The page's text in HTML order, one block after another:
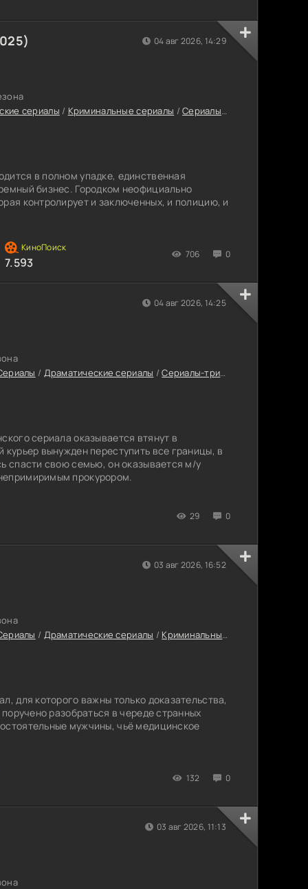
сериалы / Криминальные сериалы /Сериалы-триллеры
в полном упадке, единственная
бизнес. Городком неофициально
контролирует и заключенных, и полицию, и
7.593
706 0
04 авг 2026, 14:29
/ Драматические сериалы /Сериалы-триллеры
сериала оказывается втянут в
вынужден переступить все границы, в
спасти свою семью, он оказывается м/у
прокурором.
29 0
04 авг 2026, 14:25
/ Драматические сериалы / Криминальные сериалы
для которого важны только доказательства,
разобраться в череде странных
мужчины, чьё медицинское
132 0
03 авг 2026, 16:52
03 авг 2026, 11:13